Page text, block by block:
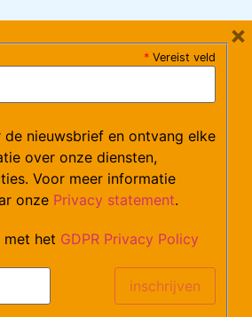
08:30-17:15 uur / vrijdag
* Vereist veld
nieuwsbrief en ontvang elke
over onze diensten,
Voor meer informatie
onze Privacy statement.
het GDPR Privacy Policy
×